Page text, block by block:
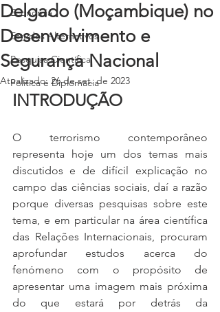
Economia
Estudos Alternativos
Pesquisa Científica
Política e Diplomacia
Delgado (Moçambique) no
Desenvolvimento e
Segurança Nacional
Atualizado: 26 de set. de 2023
INTRODUÇÃO
O terrorismo contemporâneo
representa hoje um dos temas mais
discutidos e de difícil explicação no
campo das ciências sociais, daí a razão
porque diversas pesquisas sobre este
tema, e em particular na área científica
das Relações Internacionais, procuram
aprofundar estudos acerca do
fenómeno com o propósito de
apresentar uma imagem mais próxima
do que estará por detrás da